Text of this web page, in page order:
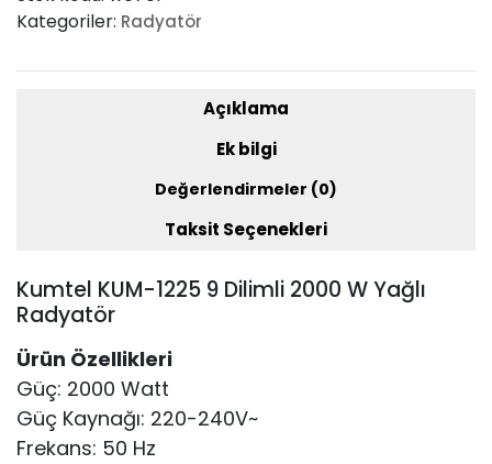
Kategoriler: Radyatör
Açıklama
Ek bilgi
Değerlendirmeler (0)
Taksit Seçenekleri
Kumtel KUM-1225 9 Dilimli 2000 W Yağlı
Radyatör
Ürün Özellikleri
Güç: 2000 Watt
Güç Kaynağı: 220-240V~
Frekans: 50 Hz